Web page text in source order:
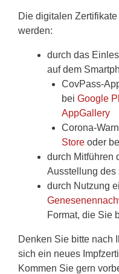
Die digitalen
werden:
durch das
auf dem
CovPass-
bei Google
AppGallery
Corona-
Store oder
durch Mitführen
Ausstellung des
durch Nutzung
Format, die Sie
Denken Sie bitte nach
sich ein neues
Kommen Sie gern